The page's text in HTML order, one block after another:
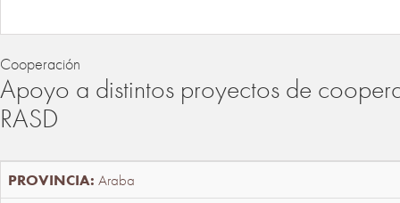
Cooperación
Apoyo a distintos proyectos de
RASD
Araba